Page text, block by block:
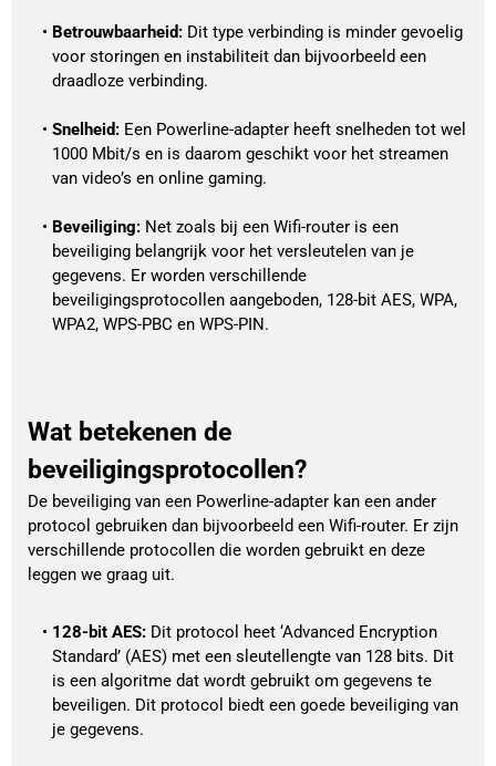
Betrouwbaarheid: Dit type verbinding is minder gevoelig
voor storingen en instabiliteit dan bijvoorbeeld een
draadloze verbinding.
Snelheid: Een Powerline-adapter heeft snelheden tot wel
1000 Mbit/s en is daarom geschikt voor het streamen
van video’s en online gaming.
Beveiliging: Net zoals bij een Wifi-router is een
beveiliging belangrijk voor het versleutelen van je
gegevens. Er worden verschillende
beveiligingsprotocollen aangeboden, 128-bit AES, WPA,
WPA2, WPS-PBC en WPS-PIN.
Wat betekenen de
beveiligingsprotocollen?
De beveiliging van een Powerline-adapter kan een ander
protocol gebruiken dan bijvoorbeeld een Wifi-router. Er zijn
verschillende protocollen die worden gebruikt en deze
leggen we graag uit.
128-bit AES: Dit protocol heet ‘Advanced Encryption
Standard’ (AES) met een sleutellengte van 128 bits. Dit
is een algoritme dat wordt gebruikt om gegevens te
beveiligen. Dit protocol biedt een goede beveiliging van
je gegevens.